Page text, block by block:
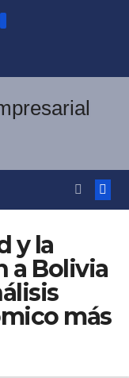
y la
a Bolivia
más